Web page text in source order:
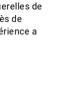
de
de
a